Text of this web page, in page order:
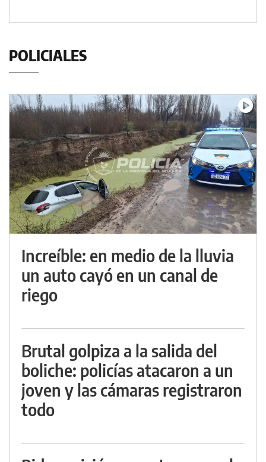
POLICIALES
Increíble: en medio de la lluvia
un auto cayó en un canal de
riego
Brutal golpiza a la salida del
boliche: policías atacaron a un
joven y las cámaras registraron
todo